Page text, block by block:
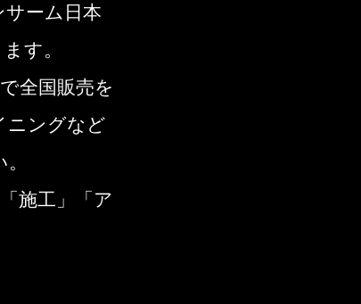
ーム日本
す。
全国販売を
ニングなど
施工」「ア